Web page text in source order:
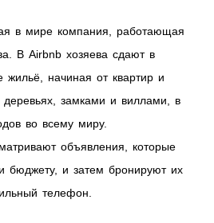
в мире компания, работающая
В Airbnb хозяева сдают в
жильё, начиная от квартир и
замками и виллами, в
во всему миру.
объявления, которые
бюджету, и затем бронируют их
телефон.